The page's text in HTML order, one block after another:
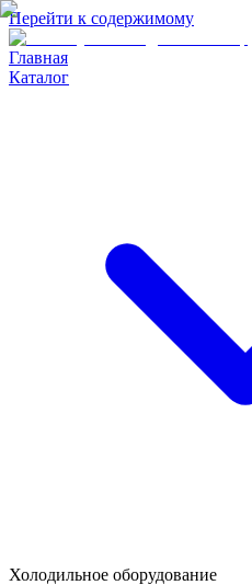
Перейти к содержимому
Главная
Каталог
Холодильное оборудование